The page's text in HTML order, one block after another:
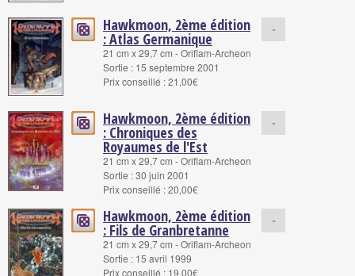
Hawkmoon, 2ème édition
: Atlas Germanique
21 cm x 29,7 cm - Oriflam-Archeon
Sortie : 15 septembre 2001
Prix conseillé : 21,00€
-
Hawkmoon, 2ème édition
: Chroniques des
Royaumes de l'Est
21 cm x 29,7 cm - Oriflam-Archeon
Sortie : 30 juin 2001
Prix conseillé : 20,00€
-
Hawkmoon, 2ème édition
: Fils de Granbretanne
21 cm x 29,7 cm - Oriflam-Archeon
Sortie : 15 avril 1999
Prix conseillé : 19,00€
-